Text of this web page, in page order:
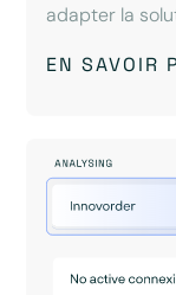
adapter la
EN SAVOIR